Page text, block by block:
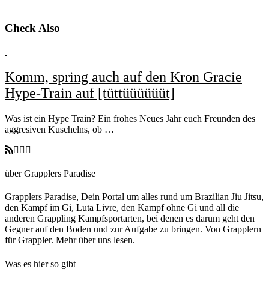
Check Also
Komm, spring auch auf den Kron Gracie
Hype-Train auf [tüttüüüüüüt]
Was ist ein Hype Train? Ein frohes Neues Jahr euch Freunden des
aggresiven Kuschelns, ob …
über Grapplers Paradise
Grapplers Paradise, Dein Portal um alles rund um Brazilian Jiu Jitsu,
den Kampf im Gi, Luta Livre, den Kampf ohne Gi und all die
anderen Grappling Kampfsportarten, bei denen es darum geht den
Gegner auf den Boden und zur Aufgabe zu bringen. Von Grapplern
für Grappler. Mehr über uns lesen.
Was es hier so gibt